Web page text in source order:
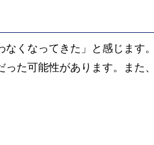
くなってきた」と感じます
た可能性があります。また